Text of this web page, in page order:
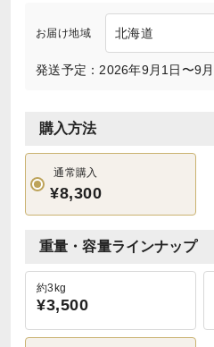
お届け地域
発送予定：2026年9月1日〜9
購入方法
通常購入
¥8,300
重量・容量ラインナップ
約3kg
¥3,500